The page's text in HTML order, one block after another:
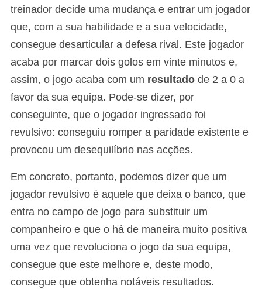
treinador decide uma mudança e entrar um jogador
que, com a sua habilidade e a sua velocidade,
consegue desarticular a defesa rival. Este jogador
acaba por marcar dois golos em vinte minutos e,
assim, o jogo acaba com um resultado de 2 a 0 a
favor da sua equipa. Pode-se dizer, por
conseguinte, que o jogador ingressado foi
revulsivo: conseguiu romper a paridade existente e
provocou um desequilíbrio nas acções.
Em concreto, portanto, podemos dizer que um
jogador revulsivo é aquele que deixa o banco, que
entra no campo de jogo para substituir um
companheiro e que o há de maneira muito positiva
uma vez que revoluciona o jogo da sua equipa,
consegue que este melhore e, deste modo,
consegue que obtenha notáveis resultados.